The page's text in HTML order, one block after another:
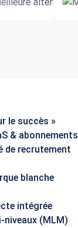
le succès »
& abonnements
de recrutement
blanche
intégrée
(MLM)